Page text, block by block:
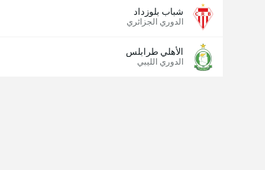
شباب بلوزداد
الدوري الجزائري
الأهلي طرابلس
الدوري الليبي